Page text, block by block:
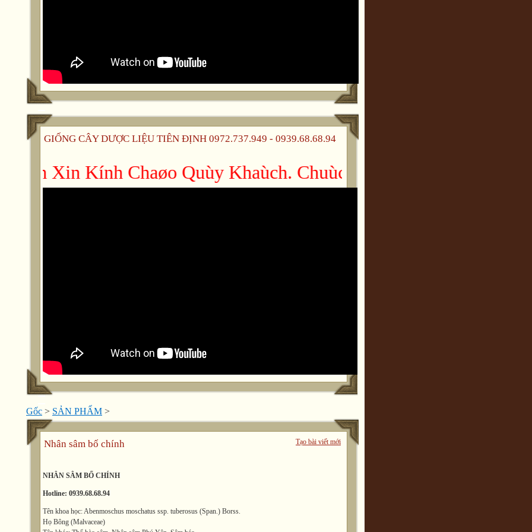
GIỐNG CÂY DƯỢC LIỆU TIÊN ĐỊNH 0972.737.949 - 0939.68.68.94
Xin Kính Chaøo Quùy Khaùch. Chuùc gheù thaêm vui veû!!
Gốc > SẢN PHẨM >
Tạo bài viết mới
Nhân sâm bố chính
NHÂN SÂM BỐ CHÍNH
Hotline: 0939.68.68.94
Tên khoa học: Abenmoschus moschatus ssp. tuberosus (Span.) Borss.
Họ Bông (Malvaceae)